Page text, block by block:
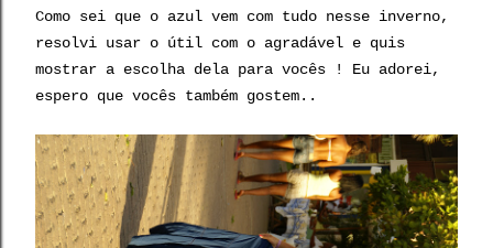
Como sei que o azul vem com tudo nesse inverno,
resolvi usar o útil com o agradável e quis
mostrar a escolha dela para vocês ! Eu adorei,
espero que vocês também gostem..